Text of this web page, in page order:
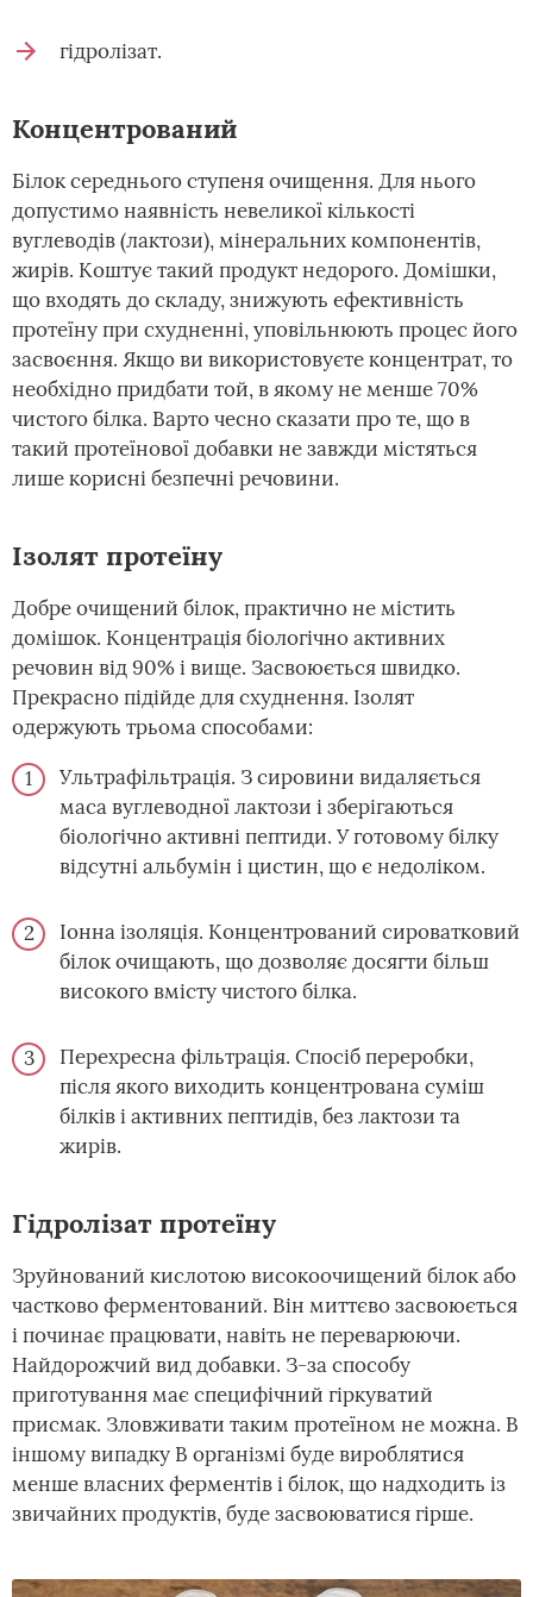
гідролізат.
Концентрований
Білок середнього ступеня очищення. Для нього
допустимо наявність невеликої кількості
вуглеводів (лактози), мінеральних компонентів,
жирів. Коштує такий продукт недорого. Домішки,
що входять до складу, знижують ефективність
протеїну при схудненні, уповільнюють процес його
засвоєння. Якщо ви використовуєте концентрат, то
необхідно придбати той, в якому не менше 70%
чистого білка. Варто чесно сказати про те, що в
такий протеїнової добавки не завжди містяться
лише корисні безпечні речовини.
Ізолят протеїну
Добре очищений білок, практично не містить
домішок. Концентрація біологічно активних
речовин від 90% і вище. Засвоюється швидко.
Прекрасно підійде для схуднення. Ізолят
одержують трьома способами:
Ультрафільтрація. З сировини видаляється
маса вуглеводної лактози і зберігаються
біологічно активні пептиди. У готовому білку
відсутні альбумін і цистин, що є недоліком.
Іонна ізоляція. Концентрований сироватковий
білок очищають, що дозволяє досягти більш
високого вмісту чистого білка.
Перехресна фільтрація. Спосіб переробки,
після якого виходить концентрована суміш
білків і активних пептидів, без лактози та
жирів.
Гідролізат протеїну
Зруйнований кислотою високоочищений білок або
частково ферментований. Він миттєво засвоюється
і починає працювати, навіть не переварюючи.
Найдорожчий вид добавки. З-за способу
приготування має специфічний гіркуватий
присмак. Зловживати таким протеїном не можна. В
іншому випадку В організмі буде вироблятися
менше власних ферментів і білок, що надходить із
звичайних продуктів, буде засвоюватися гірше.